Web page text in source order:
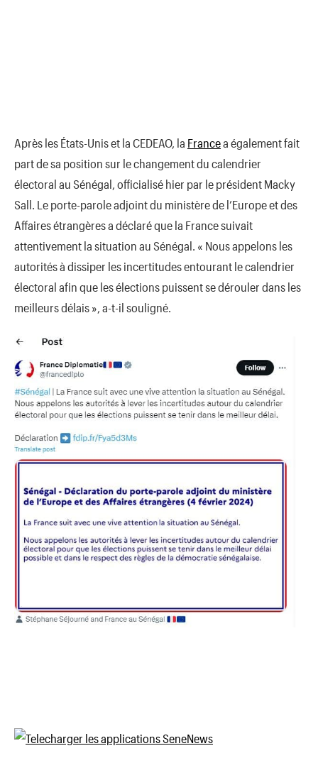
Après les États-Unis et la CEDEAO, la Francea également fait
part de sa position sur le changement du calendrier
électoral au Sénégal, officialisé hier par le président Macky
Sall. Le porte-parole adjoint du ministère de l’Europe et des
Affaires étrangères a déclaré que la France suivait
attentivement la situation au Sénégal. « Nous appelons les
autorités à dissiper les incertitudes entourant le calendrier
électoral afin que les élections puissent se dérouler dans les
meilleurs délais », a-t-il souligné.